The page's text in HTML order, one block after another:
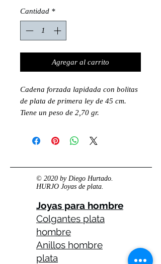
Cantidad *
Agregar al carrito
Cadena forzada lapidada con bolitas
de plata de primera ley de 45 cm.
Tiene un peso de 2,70 gr.
© 2020 by Diego Hurtado.
HURJO Joyas de plata.
Joyas para hombre
Colgantes plata
hombre
Anillos hombre
plata